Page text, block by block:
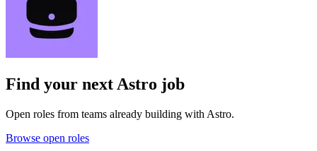
Find your nextAstro job
Open roles from teams already building with Astro.
Browse open roles